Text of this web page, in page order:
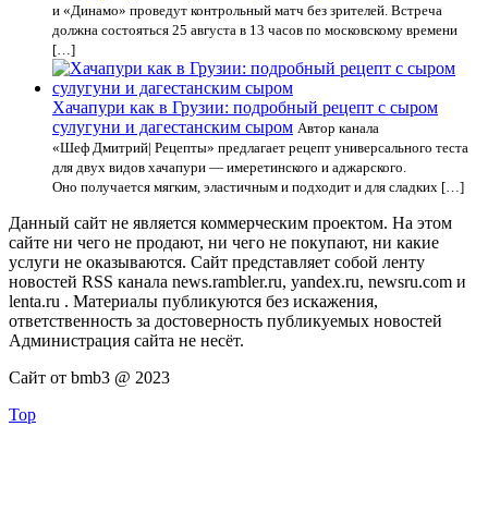
и «Динамо» проведут контрольный матч без зрителей. Встреча
должна состояться 25 августа в 13 часов по московскому времени
[…]
Хачапури как в Грузии: подробный рецепт с сыром
сулугуни и дагестанским сыром Автор канала
«Шеф Дмитрий| Рецепты» предлагает рецепт универсального теста
для двух видов хачапури — имеретинского и аджарского.
Оно получается мягким, эластичным и подходит и для сладких […]
Данный сайт не является коммерческим проектом. На этом
сайте ни чего не продают, ни чего не покупают, ни какие
услуги не оказываются. Сайт представляет собой ленту
новостей RSS канала news.rambler.ru, yandex.ru, newsru.com и
lenta.ru . Материалы публикуются без искажения,
ответственность за достоверность публикуемых новостей
Администрация сайта не несёт.
Сайт от bmb3 @ 2023
Top